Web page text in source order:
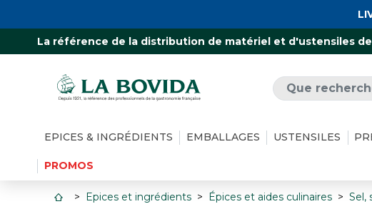
La référence de la distribution de matériel et d'ustensiles
EPICES & INGRÉDIENTS EMBALLAGES USTENSILES
PROMOS
Epices et ingrédients Épices et aides culinaires Sel,